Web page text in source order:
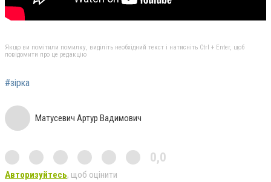
Якщо ви помітили помилку, виділіть необхідний текст і натисніть Ctrl + Enter, щоб
повідомити про це редакцію
#зірка
Матусевич Артур Вадимович
0,0
Авторизуйтесь, щоб оцінити